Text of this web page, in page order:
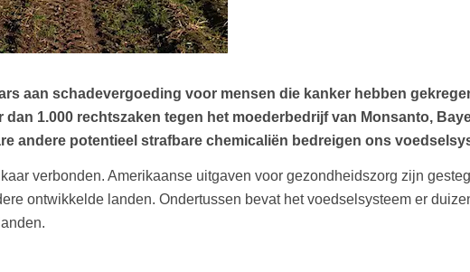
aan schadevergoeding voor mensen die kanker hebben
1.000 rechtszaken tegen het moederbedrijf van Monsanto,
andere potentieel strafbare chemicaliën bedreigen ons
verbonden. Amerikaanse uitgaven voor gezondheidszorg zijn
ontwikkelde landen. Ondertussen bevat het voedselsysteem er